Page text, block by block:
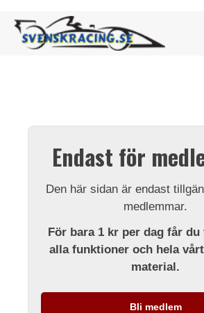
Endast för
Den här sidan är endast
medlemmar.
För bara 1 kr per dag får
alla funktioner och hela
material.
Bli medlem